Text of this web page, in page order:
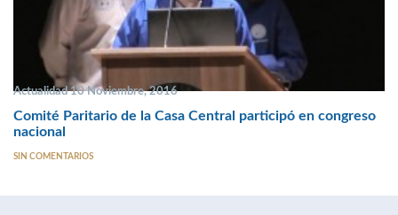
Actualidad 10 Noviembre, 2016
Comité Paritario de la Casa Central participó en congreso
nacional
SIN COMENTARIOS